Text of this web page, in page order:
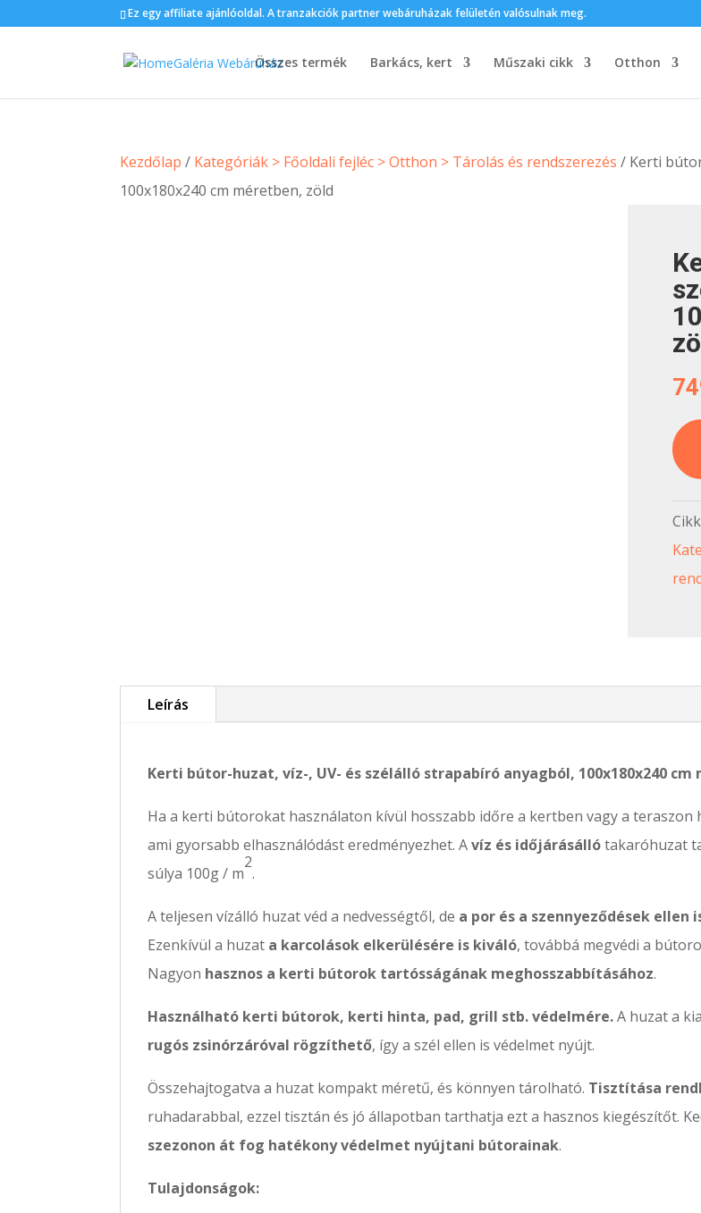
Ez egy affiliate ajánlóoldal. A tranzakciók partner webáruházak felületén valósulnak meg.
Összes termék Barkács, kert Műszaki cikk Otthon
Kezdőlap / Kategóriák > Főoldali fejléc > Otthon > Tárolás és rendszerezés / Kerti
100x180x240 cm méretben, zöld
Leírás
Kerti bútor-huzat, víz-, UV- és szélálló strapabíró anyagból, 100x180x240 cm
Ha a kerti bútorokat használaton kívül hosszabb időre a kertben vagy a
ami gyorsabb elhasználódást eredményezhet. Avíz és időjárásállótakaróhuzat
súlya 100g / m
2
.
A teljesen vízálló huzat véd a nedvességtől, de a por és a szennyeződések ellen
Ezenkívül a huzat a karcolások elkerülésére is kiváló, továbbá megvédi a
Nagyon hasznos a kerti bútorok tartósságának meghosszabbításához.
Használható kerti bútorok, kerti hinta, pad, grill stb. védelmére.A huzat a
rugós zsinórzáróval rögzíthető, így a szél ellen is védelmet nyújt.
Összehajtogatva a huzat kompakt méretű, és könnyen tárolható. Tisztítása
ruhadarabbal, ezzel tisztán és jó állapotban tarthatja ezt a hasznos kiegészítőt.
szezonon át fog hatékony védelmet nyújtani bútorainak.
Tulajdonságok: